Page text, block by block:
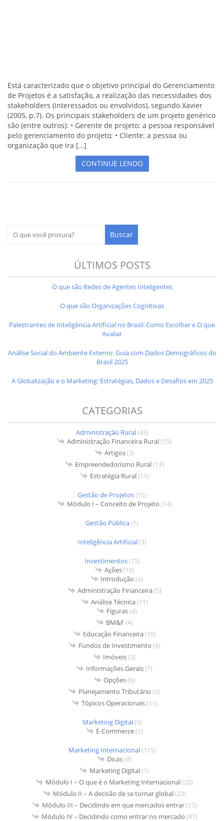
Está caracterizado que o objetivo principal do Gerenciamento
de Projetos é a satisfação, a realização das necessidades dos
stakeholders (interessados ou envolvidos), segundo Xavier
(2005, p.7). Os principais stakeholders de um projeto genérico
são (entre outros): • Gerente de projeto: a pessoa responsável
pelo gerenciamento do projeto; • Cliente: a pessoa ou
organização que ira […]
CONTINUE LENDO
ÚLTIMOS POSTS
O que são Redes de Agentes Inteligentes
O que são Organizações Cognitivas
Palestrantes de Inteligência Artificial no Brasil: Como Escolher e O que
Avaliar
Análise Social do Ambiente Externo: Guia com Dados Demográficos do
Brasil 2025
A Globalização e o Marketing: Estratégias, Dados e Desafios em 2025
CATEGORIAS
Administração Rural(43)
Administração Financeira Rural(15)
Artigos(3)
Empreendedorismo Rural(13)
Estratégia Rural(11)
Gestão de Projetos(15)
Módulo I – Conceito de Projeto (14)
Gestão Pública(1)
Inteligência Artificial(3)
Investimentos(75)
Ações(10)
Introdução (6)
Administração Financeira(5)
Análise Técnica(11)
Figuras(4)
BM&F(4)
Educação Financeira(10)
Fundos de Investimento (9)
Imóveis(2)
Informações Gerais(7)
Opções(6)
Planejamento Tributário (2)
Tópicos Operacionais(11)
Marketing Digital(5)
E-Commerce(1)
Marketing Internacional(115)
Dicas(4)
Marketing Digital(1)
Módulo I – O que é o Marketing Internacional(20)
Módulo II – A decisão de se tornar global(23)
Módulo III – Decidindo em que mercados entrar(17)
Módulo IV – Decidindo como entrar no mercado (47)